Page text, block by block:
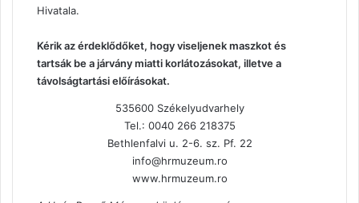
Hivatala.
Kérik az érdeklődőket, hogy viseljenek maszkot és
tartsák be a járvány miatti korlátozásokat, illetve a
távolságtartási előírásokat.
535600 Székelyudvarhely
Tel.: 0040 266 218375
Bethlenfalvi u. 2-6. sz. Pf. 22
info@hrmuzeum.ro
www.hrmuzeum.ro